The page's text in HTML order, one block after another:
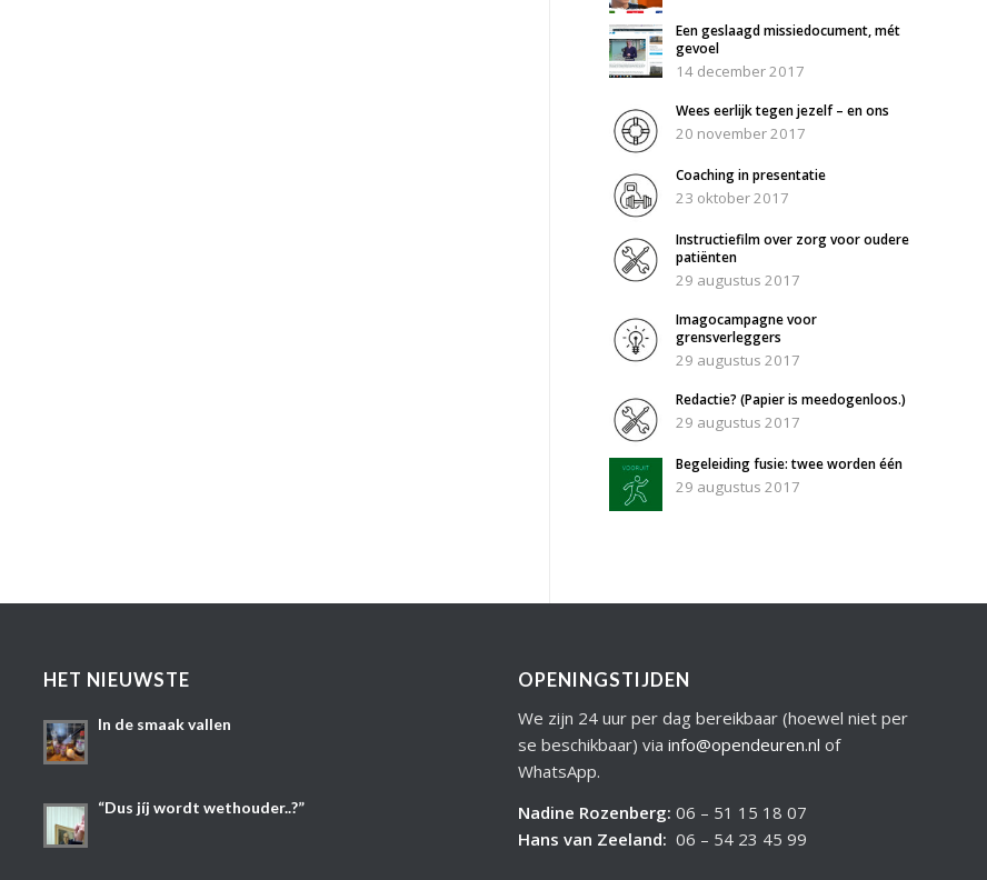
Een geslaagd missiedocument, mét
gevoel
14 december 2017
Wees eerlijk tegen jezelf – en ons
20 november 2017
Coaching in presentatie
23 oktober 2017
Instructiefilm over zorg voor oudere
patiënten
29 augustus 2017
Imagocampagne voor
grensverleggers
29 augustus 2017
Redactie? (Papier is meedogenloos.)
29 augustus 2017
Begeleiding fusie: twee worden één
29 augustus 2017
HET NIEUWSTE
In de smaak vallen
“Dus jíj wordt wethouder..?”
OPENINGSTIJDEN
We zijn 24 uur per dag bereikbaar (hoewel niet per
se beschikbaar) viainfo@opendeuren.nl of
WhatsApp.
Nadine Rozenberg:06 – 51 15 18 07
Hans van Zeeland:06 – 54 23 45 99